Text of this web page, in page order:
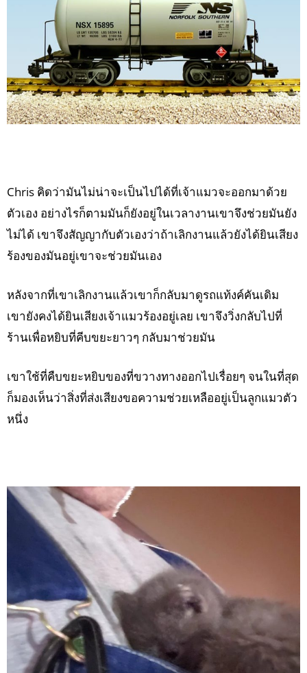
Chris คิดว่ามันไม่น่าจะเป็นไปได้ที่เจ้าแมวจะออกมาด้วย
ตัวเอง อย่างไรก็ตามมันก็ยังอยู่ในเวลางานเขาจึงช่วยมันยัง
ไม่ได้ เขาจึงสัญญากับตัวเองว่าถ้าเลิกงานแล้วยังได้ยินเสียง
ร้องของมันอยู่เขาจะช่วยมันเอง
หลังจากที่เขาเลิกงานแล้วเขาก็กลับมาดูรถแท้งค์คันเดิม
เขายังคงได้ยินเสียงเจ้าแมวร้องอยู่เลย เขาจึงวิ่งกลับไปที่
ร้านเพื่อหยิบที่คีบขยะยาวๆ กลับมาช่วยมัน
เขาใช้ที่คืบขยะหยิบของที่ขวางทางออกไปเรื่อยๆ จนในที่สุด
ก็มองเห็นว่าสิ่งที่ส่งเสียงขอความช่วยเหลืออยู่เป็นลูกแมวตัว
หนึ่ง